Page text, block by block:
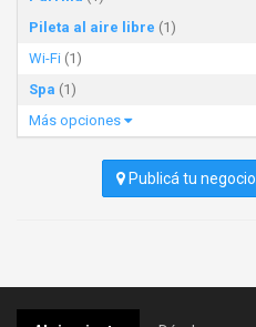
Pileta al aire libre (1)
Wi-Fi (1)
Spa (1)
Más opciones
Publicá tu negocio